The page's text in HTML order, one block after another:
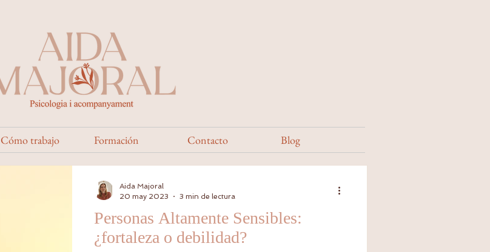
Cómo trabajo Formación Contacto Blog
Personas Altamente Sensibles:
¿fortaleza o debilidad?
Aida Majoral
20 may 2023
3 min de lectura